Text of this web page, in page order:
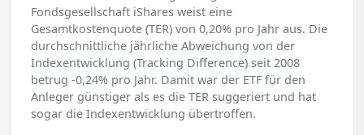
Fondsgesellschaft iShares weist eine
Gesamtkostenquote (TER) von 0,20% pro Jahr aus. Die
durchschnittliche jährliche Abweichung von der
Indexentwicklung (Tracking Difference) seit 2008
betrug -0,24% pro Jahr. Damit war der ETF für den
Anleger günstiger als es die TER suggeriert und hat
sogar die Indexentwicklung übertroffen.